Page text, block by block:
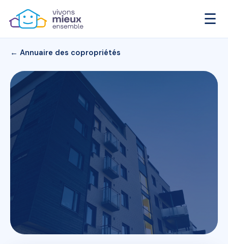
☰
← Annuaire des copropriétés